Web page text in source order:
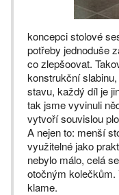
koncepci stolové
potřeby jednoduše
co zlepšoovat.
konstrukční
stavu, každý díl je
tak jsme vyvinuli
vytvoří souvislou
A nejen to: menší
využitelné jako
nebylo málo, celá
otočným kolečkům.
klame.